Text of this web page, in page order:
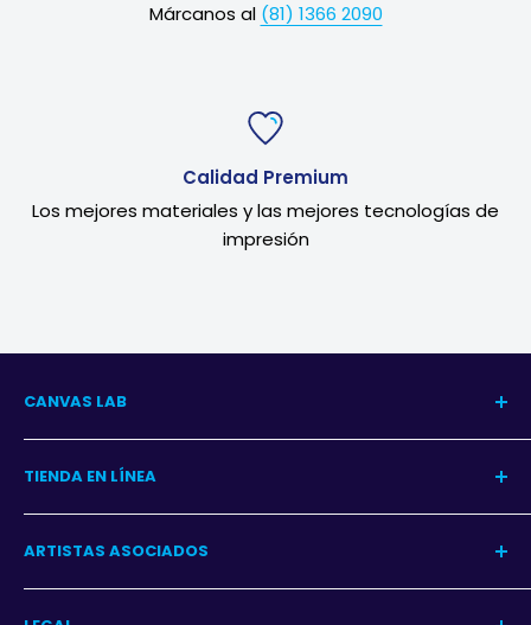
Márcanos al (81) 1366 2090
Calidad Premium
Los mejores materiales y las mejores tecnologías de
impresión
CANVAS LAB
Nuestra Historia
Blog del Arte
Blog Decoración
Contacto
TIENDA EN LÍNEA
Centro de Ayuda
Garantía
ARTISTAS ASOCIADOS
Programa